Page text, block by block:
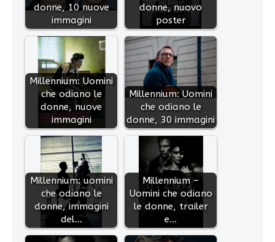
donne, 10 nuove
immagini
donne, nuovo
poster
Millennium: Uomini
che odiano le
donne, nuove
immagini
Millennium: Uomini
che odiano le
donne, 30 immagini
Millennium: uomini
che odiano le
donne, immagini
del…
Millennium –
Uomini che odiano
le donne, trailer
e…